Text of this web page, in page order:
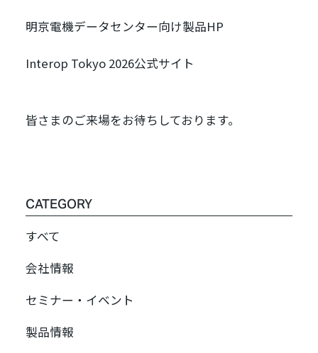
明京電機データセンター向け製品HP
Interop Tokyo 2026公式サイト
皆さまのご来場をお待ちしております。
CATEGORY
すべて
会社情報
セミナー・イベント
製品情報